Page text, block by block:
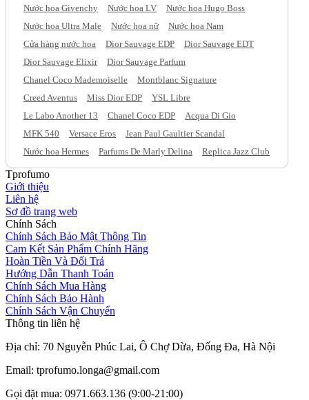
Nước hoa Givenchy
Nước hoa LV
Nước hoa Hugo Boss
Nước hoa Ultra Male
Nước hoa nữ
Nước hoa Nam
Cửa hàng nước hoa
Dior Sauvage EDP
Dior Sauvage EDT
Dior Sauvage Elixir
Dior Sauvage Parfum
Chanel Coco Mademoiselle
Montblanc Signature
Creed Aventus
Miss Dior EDP
YSL Libre
Le Labo Another 13
Chanel Coco EDP
Acqua Di Gio
MFK 540
Versace Eros
Jean Paul Gaultier Scandal
Nước hoa Hermes
Parfums De Marly Delina Replica Jazz Club
Tprofumo
Giới thiệu
Liên hệ
Sơ đồ trang web
Chính Sách
Chính Sách Bảo Mật Thông Tin
Cam Kết Sản Phẩm Chính Hãng
Hoàn Tiền Và Đổi Trả
Hướng Dẫn Thanh Toán
Chính Sách Mua Hàng
Chính Sách Bảo Hành
Chính Sách Vận Chuyển
Thông tin liên hệ
Địa chỉ: 70 Nguyễn Phúc Lai, Ô Chợ Dừa, Đống Đa, Hà Nội
Email: tprofumo.longa@gmail.com
Gọi đặt mua: 0971.663.136 (9:00-21:00)